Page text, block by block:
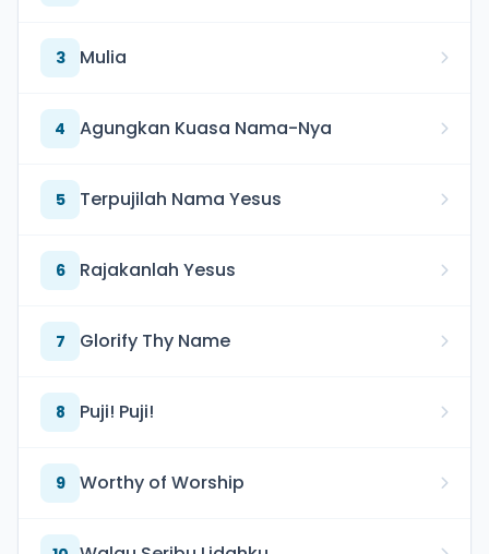
3 Mulia
4 Agungkan Kuasa Nama-Nya
5 Terpujilah Nama Yesus
6 Rajakanlah Yesus
7 Glorify Thy Name
8 Puji! Puji!
9 Worthy of Worship